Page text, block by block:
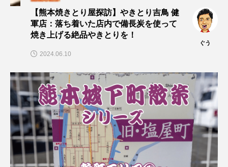
【熊本焼きとり屋探訪】やきとり吉鳥 健
軍店：落ち着いた店内で備長炭を使って
焼き上げる絶品やきとりを！
ぐう
2024.06.10